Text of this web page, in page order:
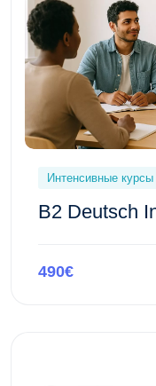
Интенсивные
B2 Deutsch
490€